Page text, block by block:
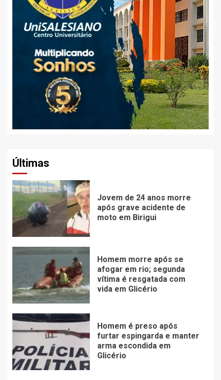
Últimas
Jovem de 24 anos morre
após grave acidente de
moto em Birigui
Homem morre após se
afogar em rio; segunda
vítima é resgatada com
vida em Glicério
Homem é preso após
furtar espingarda e manter
arma escondida em
Glicério